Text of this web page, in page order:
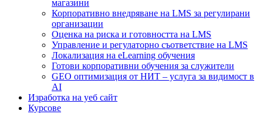
магазини
Корпоративно внедряване на LMS за регулирани
организации
Оценка на риска и готовността на LMS
Управление и регулаторно съответствие на LMS
Локализация на eLearning обучения
Готови корпоративни обучения за служители
GEO оптимизация от НИТ – услуга за видимост в
AI
Изработка на уеб сайт
Курсове